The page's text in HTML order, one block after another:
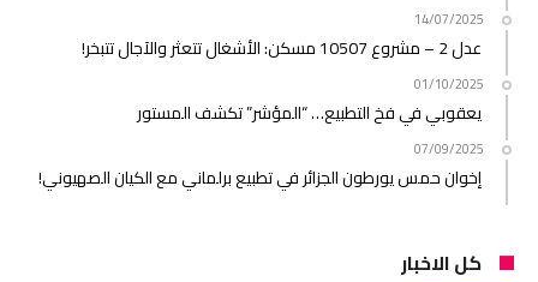
14/07/2025
عدل 2 – مشروع 10507 مسكن: الأشغال تتعثر والآجال تتبخر!
01/10/2025
يعقوبي في فخ التطبيع… “المؤشر” تكشف المستور
07/09/2025
إخوان حمس يورطون الجزائر في تطبيع برلماني مع الكيان الصهيوني!
كل الاخبار